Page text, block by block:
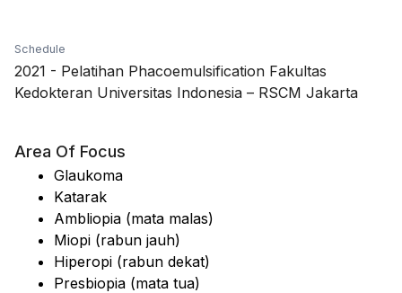
Schedule
2021 - Pelatihan Phacoemulsification Fakultas
Kedokteran Universitas Indonesia – RSCM Jakarta
Area Of Focus
Glaukoma
Katarak
Ambliopia (mata malas)
Miopi (rabun jauh)
Hiperopi (rabun dekat)
Presbiopia (mata tua)